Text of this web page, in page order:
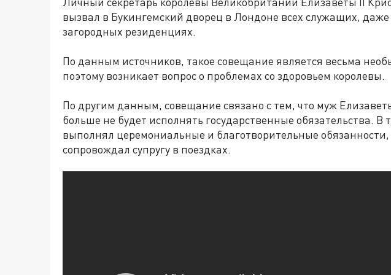
вызвал в Букингемский дворец в Лондоне всех служащих, даже
загородных резиденциях.
По данным источников, такое совещание является весьма
поэтому возникает вопрос о проблемах со здоровьем королевы.
По другим данным, совещание связано с тем, что муж
больше не будет исполнять государственные обязательства. В
выполнял церемониальные и благотворительные обязанности,
сопровождал супругу в поездках.